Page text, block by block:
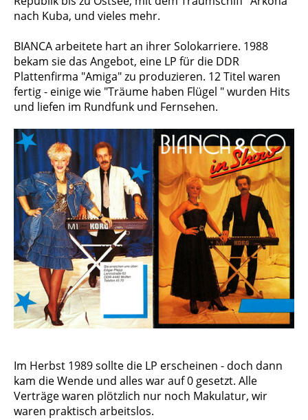
nach Kuba, und vieles mehr.
BIANCA arbeitete hart an ihrer Solokarriere. 1988
bekam sie das Angebot, eine LP für die DDR
Plattenfirma "Amiga" zu produ­zie­ren. 12 Titel waren
fertig - einige wie "Träu­me haben Flügel " wurden Hits
und liefen im Rundfunk und Fernsehen.
Im Herbst 1989 sollte die LP erscheinen - doch dann
kam die Wende und alles war auf 0 gesetzt. Alle
Verträge waren plötzlich nur noch Makulatur, wir
waren praktisch arbeitslos.